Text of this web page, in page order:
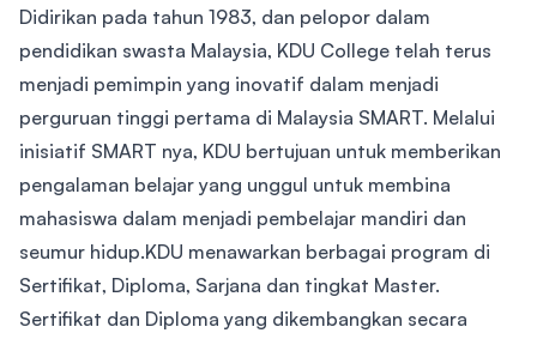
Didirikan pada tahun 1983, dan pelopor dalam
pendidikan swasta Malaysia, KDU College telah terus
menjadi pemimpin yang inovatif dalam menjadi
perguruan tinggi pertama di Malaysia SMART. Melalui
inisiatif SMART nya, KDU bertujuan untuk memberikan
pengalaman belajar yang unggul untuk membina
mahasiswa dalam menjadi pembelajar mandiri dan
seumur hidup.KDU menawarkan berbagai program di
Sertifikat, Diploma, Sarjana dan tingkat Master.
Sertifikat dan Diploma yang dikembangkan secara